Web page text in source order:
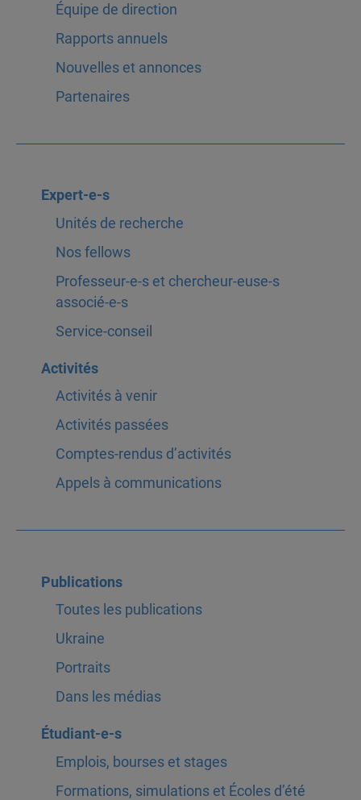
Équipe de direction
Rapports annuels
Nouvelles et annonces
Partenaires
Expert-e-s
Unités de recherche
Nos fellows
Professeur-e-s et chercheur-euse-s
associé-e-s
Service-conseil
Activités
Activités à venir
Activités passées
Comptes-rendus d’activités
Appels à communications
Publications
Toutes les publications
Ukraine
Portraits
Dans les médias
Étudiant-e-s
Emplois, bourses et stages
Formations, simulations et Écoles d’été